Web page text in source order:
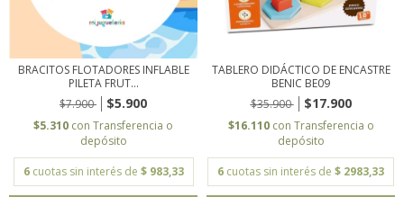
BRACITOS FLOTADORES INFLABLE
PILETA FRUT...
$7.900
$5.900
$5.310 con Transferencia o
depósito
6 cuotas sin interés de $ 983,33
TABLERO DIDÁCTICO DE ENCASTRE
BENIC BE09
$35.900
$17.900
$16.110 con Transferencia o
depósito
6 cuotas sin interés de $ 2983,33